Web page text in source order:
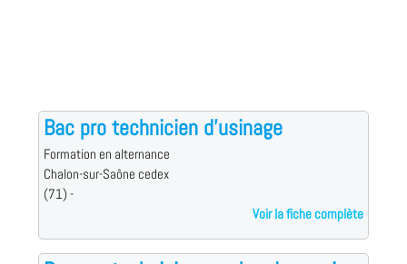
Bac pro technicien d'usinage
Formation en alternance
Chalon-sur-Saône cedex
(71) -
Voir la fiche complète